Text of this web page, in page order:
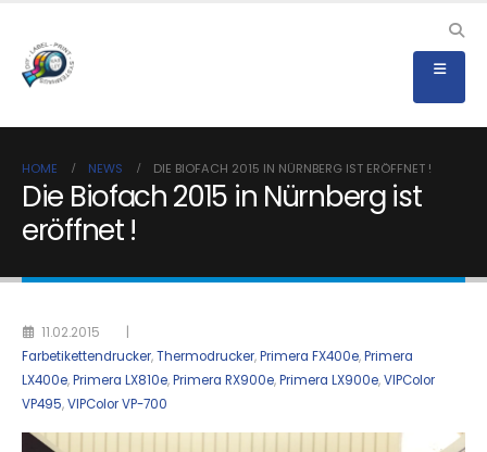
HOME NEWS DIE BIOFACH 2015 IN NÜRNBERG IST ERÖFFNET !
Die Biofach 2015 in Nürnberg ist
eröffnet !
11.02.2015
Farbetikettendrucker,Thermodrucker,Primera FX400e,Primera
LX400e,Primera LX810e,Primera RX900e,Primera LX900e,VIPColor
VP495,VIPColor VP-700